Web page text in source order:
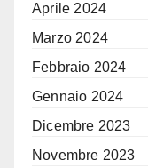
Aprile 2024
Marzo 2024
Febbraio 2024
Gennaio 2024
Dicembre 2023
Novembre 2023